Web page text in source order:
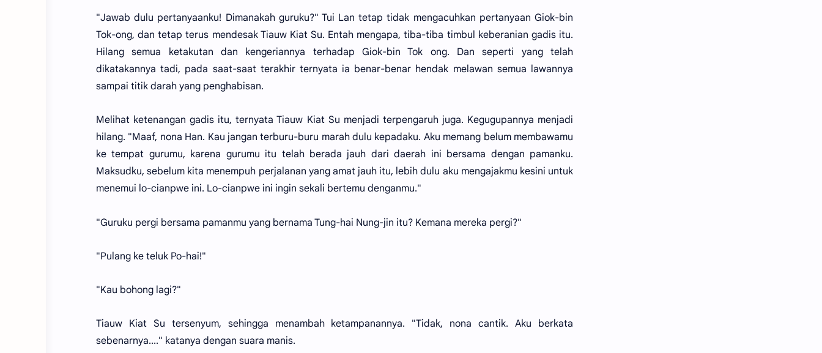
"Jawab dulu pertanyaanku! Dimanakah guruku?" Tui Lan tetap tidak mengacuhkan pertanyaan Giok-bin
Tok-ong, dan tetap terus mendesak Tiauw Kiat Su. Entah mengapa, tiba-tiba timbul keberanian gadis itu.
Hilang semua ketakutan dan kengeriannya terhadap Giok-bin Tok ong. Dan seperti yang telah
dikatakannya tadi, pada saat-saat terakhir ternyata ia benar-benar hendak melawan semua lawannya
sampai titik darah yang penghabisan.
Melihat ketenangan gadis itu, ternyata Tiauw Kiat Su menjadi terpengaruh juga. Kegugupannya menjadi
hilang. "Maaf, nona Han. Kau jangan terburu-buru marah dulu kepadaku. Aku memang belum membawamu
ke tempat gurumu, karena gurumu itu telah berada jauh dari daerah ini bersama dengan pamanku.
Maksudku, sebelum kita menempuh perjalanan yang amat jauh itu, lebih dulu aku mengajakmu kesini untuk
menemui lo-cianpwe ini. Lo-cianpwe ini ingin sekali bertemu denganmu."
"Guruku pergi bersama pamanmu yang bernama Tung-hai Nung-jin itu? Kemana mereka pergi?"
"Pulang ke teluk Po-hai!"
"Kau bohong lagi?"
Tiauw Kiat Su tersenyum, sehingga menambah ketampanannya. "Tidak, nona cantik. Aku berkata
sebenarnya...." katanya dengan suara manis.